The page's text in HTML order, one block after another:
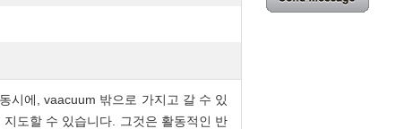
시에, vaacuum 밖으로 가지고 갈 수 있
도할 수 있습니다. 그것은 활동적인 반